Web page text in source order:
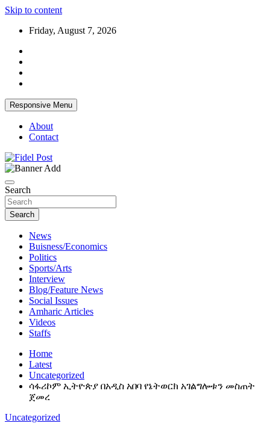
Skip to content
Friday, August 7, 2026
Responsive Menu
About
Contact
Fidel Post
Search
Search
News
Buisness/Economics
Politics
Sports/Arts
Interview
Blog/Feature News
Social Issues
Amharic Articles
Videos
Staffs
Home
Latest
Uncategorized
ሳፋሪኮም ኢትዮጵያ በአዲስ አበባ የኔትወርክ አገልግሎቱን መስጠት
ጀመረ
Uncategorized